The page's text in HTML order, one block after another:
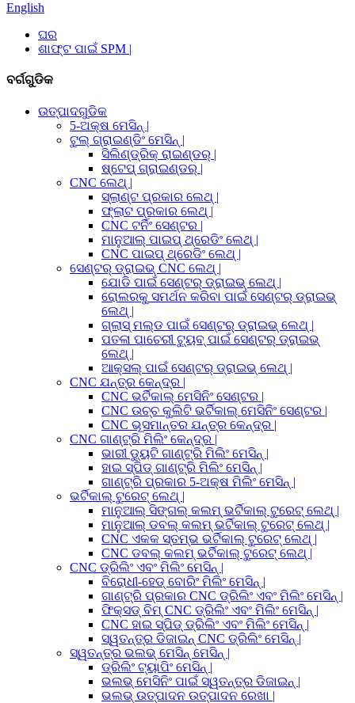
English
ଘର
ଶାଫ୍ଟ ପାଇଁ SPM |
ବର୍ଗଗୁଡିକ
ଉତ୍ପାଦଗୁଡିକ
5-ଅକ୍ଷ ମେସିନ୍ |
ଟୁଲ୍ ଗ୍ରାଇଣ୍ଡିଂ ମେସିନ୍ |
ସିଲିଣ୍ଡ୍ରିକ୍ ରାଇଣ୍ଡର୍ |
ଷ୍ଟେପ୍ ଗ୍ରାଇଣ୍ଡର୍ |
CNC ଲେଥ୍ |
ସ୍ଲାଣ୍ଟ ପ୍ରକାର ଲେଥ୍ |
ଫ୍ଲାଟ ପ୍ରକାର ଲେଥ୍ |
CNC ଟର୍ନିଂ ସେଣ୍ଟର |
ମାନୁଆଲ୍ ପାଇପ୍ ଥ୍ରେଡିଂ ଲେଥ୍ |
CNC ପାଇପ୍ ଥ୍ରେଡିଂ ଲେଥ୍ |
ସେଣ୍ଟର୍ ଡ୍ରାଇଭ୍ CNC ଲେଥ୍ |
ଯୋଡି ପାଇଁ ସେଣ୍ଟର୍ ଡ୍ରାଇଭ୍ ଲେଥ୍ |
ରୋଲରକୁ ସମର୍ଥନ କରିବା ପାଇଁ ସେଣ୍ଟର୍ ଡ୍ରାଇଭ୍
ଲେଥ୍ |
ଗ୍ଲାସ୍ ମଲ୍ଡ ପାଇଁ ସେଣ୍ଟର୍ ଡ୍ରାଇଭ୍ ଲେଥ୍ |
ପତଳା ପାଚେରୀ ଟ୍ୟୁବ୍ ପାଇଁ ସେଣ୍ଟର୍ ଡ୍ରାଇଭ୍
ଲେଥ୍ |
ଆକ୍ସଲ୍ ପାଇଁ ସେଣ୍ଟର୍ ଡ୍ରାଇଭ୍ ଲେଥ୍ |
CNC ଯନ୍ତ୍ର କେନ୍ଦ୍ର |
CNC ଭର୍ଟିକାଲ୍ ମେସିନିଂ ସେଣ୍ଟର |
CNC ଉଚ୍ଚ କୁଲିଟି ଭର୍ଟିକାଲ୍ ମେସିନିଂ ସେଣ୍ଟର |
CNC ଭୂସମାନ୍ତର ଯନ୍ତ୍ର କେନ୍ଦ୍ର |
CNC ଗାଣ୍ଟ୍ରି ମିଲିଂ କେନ୍ଦ୍ର |
ଭାରୀ ଡ୍ୟୁଟି ଗାଣ୍ଟ୍ରି ମିଲିଂ ମେସିନ୍ |
ହାଇ ସ୍ପିଡ୍ ଗାଣ୍ଟ୍ରି ମିଲିଂ ମେସିନ୍ |
ଗାଣ୍ଟ୍ରି ପ୍ରକାର 5-ଅକ୍ଷ ମିଲିଂ ମେସିନ୍ |
ଭର୍ଟିକାଲ୍ ଟୁରେଟ୍ ଲେଥ୍ |
ମାନୁଆଲ୍ ସିଙ୍ଗଲ୍ କଲମ୍ ଭର୍ଟିକାଲ୍ ଟୁରେଟ୍ ଲେଥ୍ |
ମାନୁଆଲ୍ ଡବଲ୍ କଲମ୍ ଭର୍ଟିକାଲ୍ ଟୁରେଟ୍ ଲେଥ୍ |
CNC ଏକକ ସ୍ତମ୍ଭ ଭର୍ଟିକାଲ୍ ଟୁରେଟ୍ ଲେଥ୍ |
CNC ଡବଲ୍ କଲମ୍ ଭର୍ଟିକାଲ୍ ଟୁରେଟ୍ ଲେଥ୍ |
CNC ଡ୍ରିଲିଂ ଏବଂ ମିଲିଂ ମେସିନ୍ |
ବିରୋଧୀ-ହେଡ୍ ବୋରିଂ ମିଲିଂ ମେସିନ୍ |
ଗାଣ୍ଟ୍ରି ପ୍ରକାର CNC ଡ୍ରିଲିଂ ଏବଂ ମିଲିଂ ମେସିନ୍ |
ଫିକ୍ସଡ୍ ବିମ୍ CNC ଡ୍ରିଲିଂ ଏବଂ ମିଲିଂ ମେସିନ୍ |
CNC ହାଇ ସ୍ପିଡ୍ ଡ୍ରିଲିଂ ଏବଂ ମିଲିଂ ମେସିନ୍ |
ସ୍ୱତନ୍ତ୍ର ଡିଜାଇନ୍ CNC ଡ୍ରିଲିଂ ମେସିନ୍ |
ସ୍ୱତନ୍ତ୍ର ଭଲଭ୍ ମେସିନ୍ ମେସିନ୍ |
ଡ୍ରିଲିଂ ଟ୍ୟାପିଂ ମେସିନ୍ |
ଭଲଭ୍ ମେସିନିଂ ପାଇଁ ସ୍ୱତନ୍ତ୍ର ଡିଜାଇନ୍ |
ଭଲଭ୍ ଉତ୍ପାଦନ ଉତ୍ପାଦନ ରେଖା |